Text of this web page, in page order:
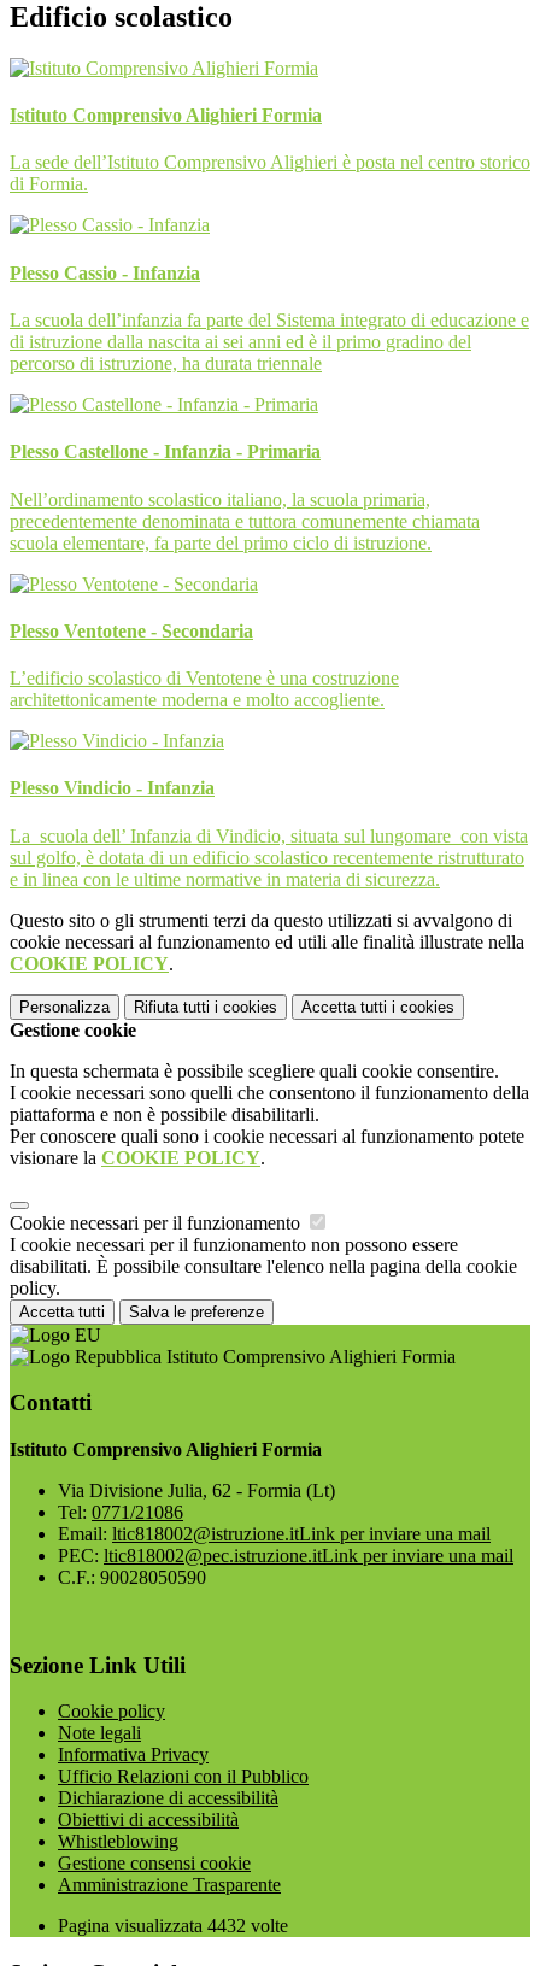
Edificio scolastico
Istituto Comprensivo Alighieri Formia
La sede dell’Istituto Comprensivo Alighieri è posta nel centro storico
di Formia.
Plesso Cassio - Infanzia
La scuola dell’infanzia fa parte del Sistema integrato di educazione e
di istruzione dalla nascita ai sei anni ed è il primo gradino del
percorso di istruzione, ha durata triennale
Plesso Castellone - Infanzia - Primaria
Nell’ordinamento scolastico italiano, la scuola primaria,
precedentemente denominata e tuttora comunemente chiamata
scuola elementare, fa parte del primo ciclo di istruzione.
Plesso Ventotene - Secondaria
L’edificio scolastico di Ventotene è una costruzione
architettonicamente moderna e molto accogliente.
Plesso Vindicio - Infanzia
La scuola dell’ Infanzia di Vindicio, situata sul lungomare con vista
sul golfo, è dotata di un edificio scolastico recentemente ristrutturato
e in linea con le ultime normative in materia di sicurezza.
Questo sito o gli strumenti terzi da questo utilizzati si avvalgono di
cookie necessari al funzionamento ed utili alle finalità illustrate nella
COOKIE POLICY.
Personalizza Rifiuta tutti i cookies Accetta tutti i cookies
Gestione cookie
In questa schermata è possibile scegliere quali cookie consentire.
I cookie necessari sono quelli che consentono il funzionamento della
piattaforma e non è possibile disabilitarli.
Per conoscere quali sono i cookie necessari al funzionamento potete
visionare la COOKIE POLICY.
Cookie necessari per il funzionamento
I cookie necessari per il funzionamento non possono essere
disabilitati. È possibile consultare l'elenco nella pagina della cookie
policy.
Accetta tutti Salva le preferenze
Istituto Comprensivo Alighieri Formia
Contatti
Istituto Comprensivo Alighieri Formia
Via Divisione Julia, 62 - Formia (Lt)
Tel: 0771/21086
Email: ltic818002@istruzione.itLink per inviare una mail
PEC: ltic818002@pec.istruzione.itLink per inviare una mail
C.F.: 90028050590
Sezione Link Utili
Cookie policy
Note legali
Informativa Privacy
Ufficio Relazioni con il Pubblico
Dichiarazione di accessibilità
Obiettivi di accessibilità
Whistleblowing
Gestione consensi cookie
Amministrazione Trasparente
Pagina visualizzata 4432 volte